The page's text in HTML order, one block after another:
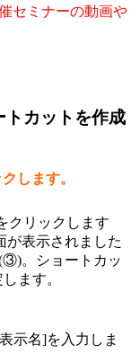
セミナーの動画や
トカットを作成
します。
クリックします
表示されました
。ショートカッ
ます。
示名]を入力しま